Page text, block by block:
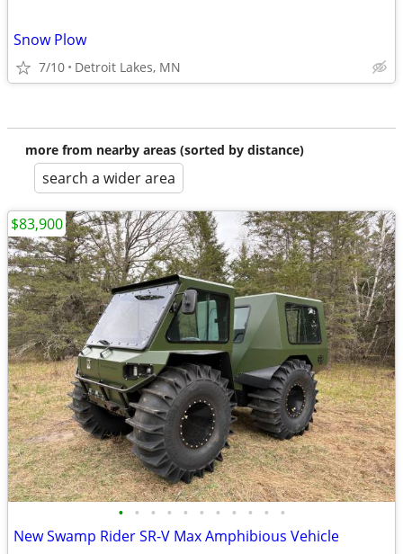
Snow Plow
7/10 Detroit Lakes, MN
more from nearby areas (sorted by distance)
search a wider area
• • • • • • • • • • •
New Swamp Rider SR-V Max Amphibious Vehicle
$83,900